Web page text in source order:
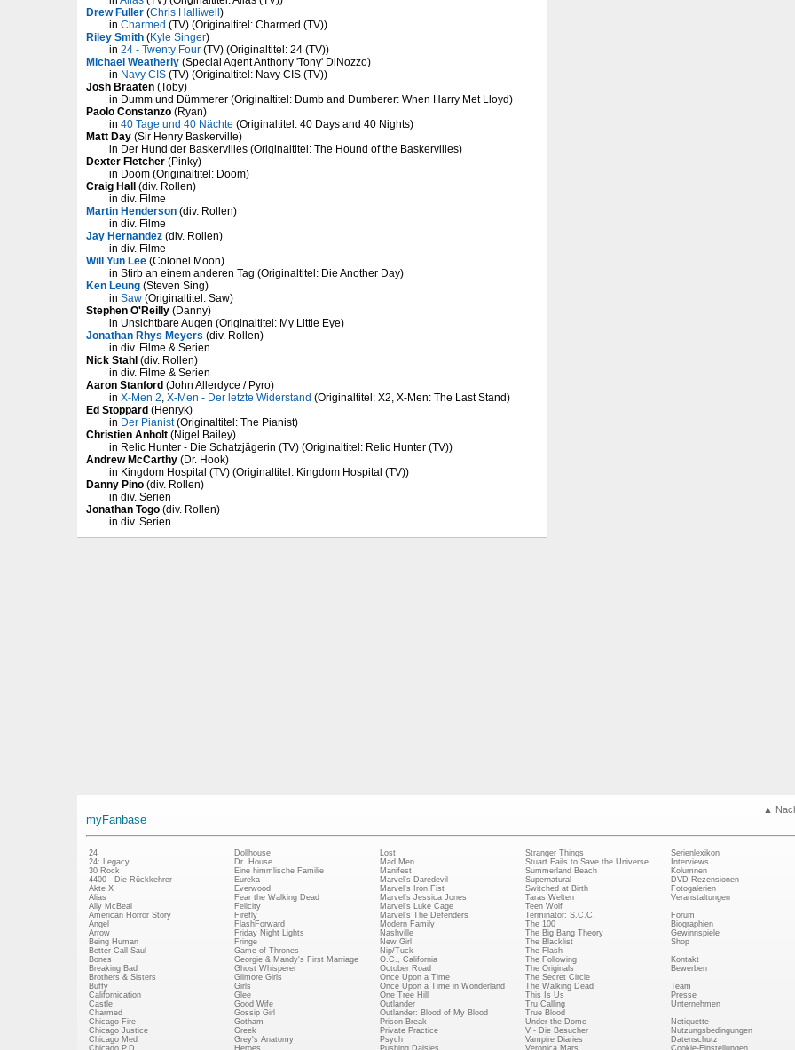
Drew Fuller (Chris Halliwell )
in Charmed (TV) (Originaltitel: Charmed (TV))
Riley Smith (Kyle Singer)
in 24 - Twenty Four (TV) (Originaltitel: 24 (TV))
Michael Weatherly (Special Agent Anthony 'Tony' DiNozzo)
in Navy CIS (TV) (Originaltitel: Navy CIS (TV))
Josh Braaten (Toby)
in Dumm und Dümmerer (Originaltitel: Dumb and Dumberer: When Harry Met Lloyd)
Paolo Constanzo (Ryan)
in 40 Tage und 40 Nächte (Originaltitel: 40 Days and 40 Nights)
Matt Day (Sir Henry Baskerville)
in Der Hund der Baskervilles (Originaltitel: The Hound of the Baskervilles)
Dexter Fletcher (Pinky)
in Doom (Originaltitel: Doom)
Craig Hall
(div. Rollen)
in div. Filme
Martin Henderson (div. Rollen)
in div. Filme
Jay Hernandez (div. Rollen)
in div. Filme
Will Yun Lee (Colonel Moon)
in Stirb an einem anderen Tag (Originaltitel: Die Another Day)
Ken Leung (Steven Sing)
in Saw (Originaltitel: Saw)
Stephen O'Reilly (Danny)
in Unsichtbare Augen (Originaltitel: My Little Eye)
Jonathan Rhys Meyers (div. Rollen)
in div. Filme & Serien
Nick Stahl (div. Rollen)
in div. Filme & Serien
Aaron Stanford (John Allerdyce / Pyro)
in X-Men 2, X-Men - Der letzte Widerstand (Originaltitel: X2, X-Men: The Last Stand)
Ed Stoppard (Henryk)
in Der Pianist(Originaltitel: The Pianist)
Christien Anholt (Nigel Bailey)
in Relic Hunter - Die Schatzjägerin (TV) (Originaltitel: Relic Hunter (TV))
Andrew McCarthy (Dr. Hook)
in Kingdom Hospital (TV) (Originaltitel: Kingdom Hospital (TV))
Danny Pino (div. Rollen)
in div. Serien
Jonathan Togo (div. Rollen)
in div. Serien
▲
myFanbase
24
24: Legacy
30 Rock
4400 - Die Rückkehrer
Akte X
Alias
Ally McBeal
American Horror Story
Angel
Arrow
Being Human
Better Call Saul
Bones
Breaking Bad
Brothers & Sisters
Buffy
Californication
Castle
Charmed
Chicago Fire
Chicago Justice
Chicago Med
Dollhouse
Dr. House
Eine himmlische Familie
Eureka
Everwood
Fear the Walking Dead
Felicity
Firefly
FlashForward
Friday Night Lights
Fringe
Game of Thrones
Georgie & Mandy's First Marriage
Ghost Whisperer
Gilmore Girls
Girls
Glee
Good Wife
Gossip Girl
Gotham
Greek
Grey's Anatomy
Lost
Mad Men
Manifest
Marvel's Daredevil
Marvel's Iron Fist
Marvel's Jessica Jones
Marvel's Luke Cage
Marvel's The Defenders
Modern Family
Nashville
New Girl
Nip/Tuck
O.C., California
October Road
Once Upon a Time
Once Upon a Time in Wonderland
One Tree Hill
Outlander
Outlander: Blood of My Blood
Prison Break
Private Practice
Psych
Stranger Things
Stuart Fails to Save the Universe
Summerland Beach
Supernatural
Switched at Birth
Taras Welten
Teen Wolf
Terminator: S.C.C.
The 100
The Big Bang Theory
The Blacklist
The Flash
The Following
The Originals
The Secret Circle
The Walking Dead
This Is Us
Tru Calling
True Blood
Under the Dome
V - Die Besucher
Vampire Diaries
Serienlexikon
Interviews
Kolumnen
DVD-Rezensionen
Fotogalerien
Veranstaltungen
Forum
Biographien
Gewinnspiele
Shop
Kontakt
Bewerben
Team
Presse
Unternehmen
Netiquette
Nutzungsbedingungen
Datenschutz